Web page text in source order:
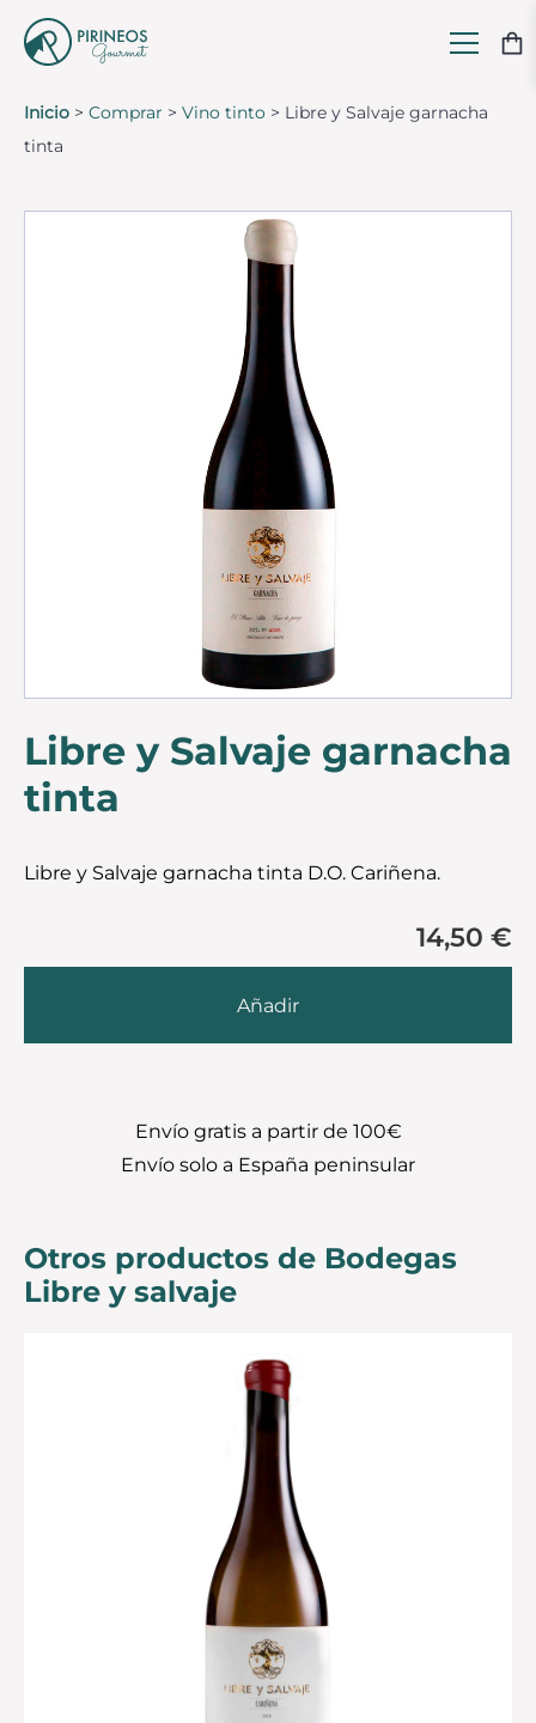
Inicio > Comprar > Vino tinto > Libre y Salvaje garnacha
tinta
Libre y Salvaje garnacha
tinta
Libre y Salvaje garnacha tinta D.O. Cariñena.
14,50 €
Añadir
Envío gratis a partir de 100€
Envío solo a España peninsular
Otros productos de Bodegas
Libre y salvaje